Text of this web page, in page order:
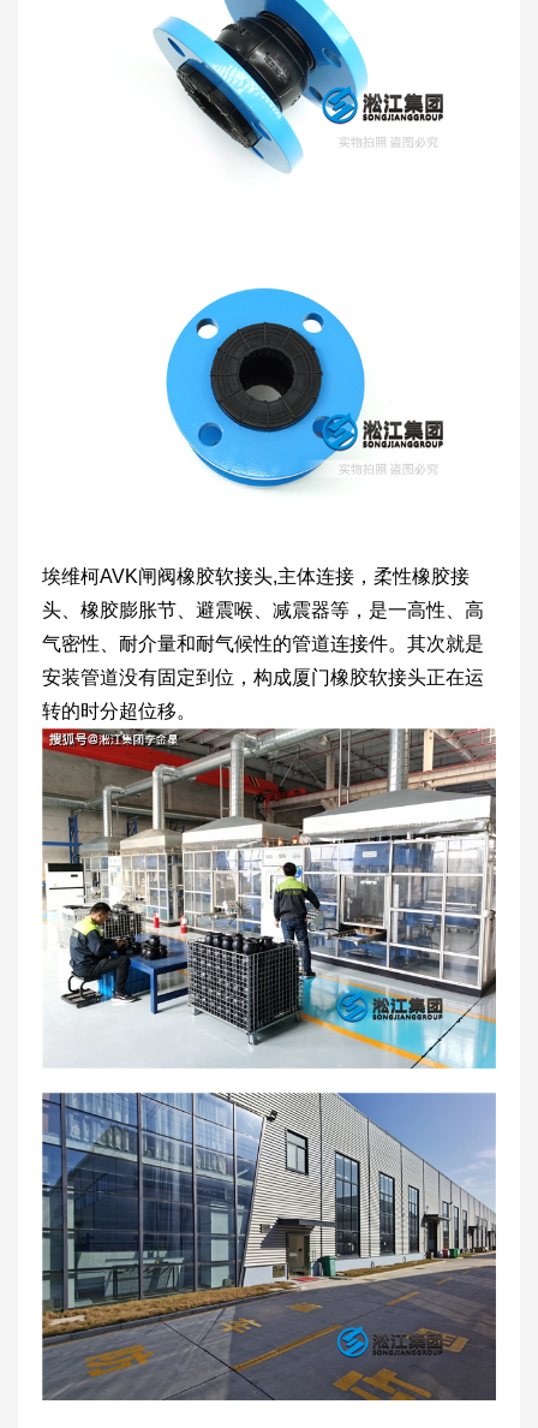
埃维柯AVK闸阀橡胶软接头,主体连接，柔性橡胶接
头、橡胶膨胀节、避震喉、减震器等，是一高性、高
气密性、耐介量和耐气候性的管道连接件。其次就是
安装管道没有固定到位，构成厦门橡胶软接头正在运
转的时分超位移。